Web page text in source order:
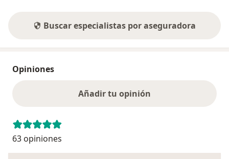
Buscar especialistas por aseguradora
Opiniones
Añadir tu opinión
63 opiniones